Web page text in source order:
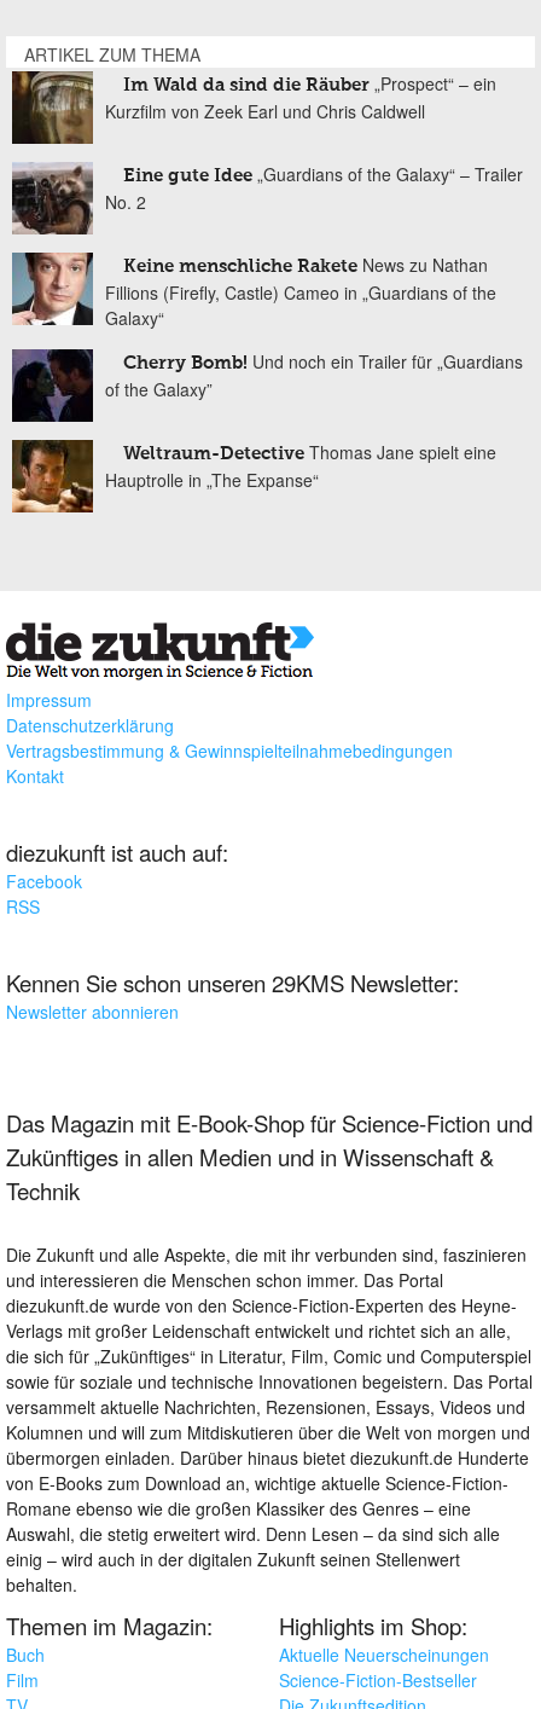
ARTIKEL ZUM THEMA
Im Wald da sind die Räuber „Prospect“ – ein
Kurzfilm von Zeek Earl und Chris Caldwell
Eine gute Idee „Guardians of the Galaxy“ – Trailer
No. 2
Keine menschliche Rakete News zu Nathan
Fillions (Firefly, Castle) Cameo in „Guardians of the
Galaxy“
Cherry Bomb! Und noch ein Trailer für „Guardians
of the Galaxy”
Weltraum-Detective Thomas Jane spielt eine
Hauptrolle in „The Expanse“
Impressum
Datenschutzerklärung
Vertragsbestimmung & Gewinnspielteilnahmebedingungen
Kontakt
diezukunft ist auch auf:
Facebook
RSS
Kennen Sie schon unseren 29KMS Newsletter:
Newsletter abonnieren
Das Magazin mit E-Book-Shop für Science-Fiction und
Zukünftiges in allen Medien und in Wissenschaft &
Technik
Die Zukunft und alle Aspekte, die mit ihr verbunden sind, faszinieren
und interessieren die Menschen schon immer. Das Portal
diezukunft.de wurde von den Science-Fiction-Experten des Heyne-
Verlags mit großer Leidenschaft entwickelt und richtet sich an alle,
die sich für „Zukünftiges“ in Literatur, Film, Comic und Computerspiel
sowie für soziale und technische Innovationen begeistern. Das Portal
versammelt aktuelle Nachrichten, Rezensionen, Essays, Videos und
Kolumnen und will zum Mitdiskutieren über die Welt von morgen und
übermorgen einladen. Darüber hinaus bietet diezukunft.de Hunderte
von E-Books zum Download an, wichtige aktuelle Science-Fiction-
Romane ebenso wie die großen Klassiker des Genres – eine
Auswahl, die stetig erweitert wird. Denn Lesen – da sind sich alle
einig – wird auch in der digitalen Zukunft seinen Stellenwert
behalten.
Themen im Magazin:
Buch
Film
Highlights im Shop:
Aktuelle Neuerscheinungen
Science-Fiction-Bestseller